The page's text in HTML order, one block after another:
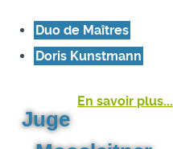
Duo de Maîtres
Doris Kunstmann
En savoir plus...
Juge